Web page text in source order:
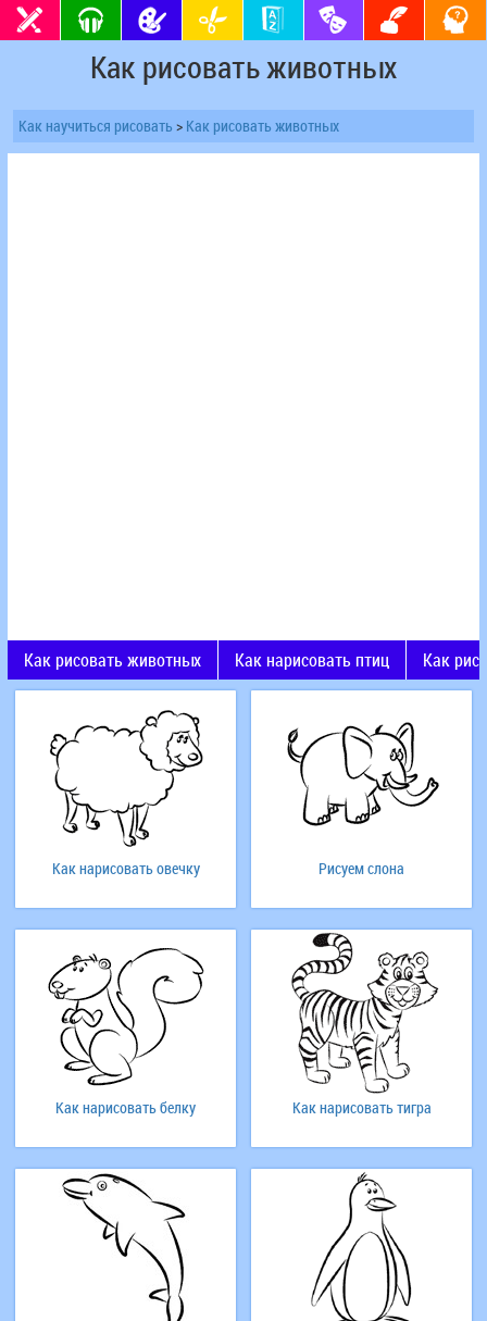
Как рисовать животных
Как научиться рисовать > Как рисовать животных
Как рисовать животных Как нарисовать птиц Как
Как нарисовать овечку Рисуем слона
Как нарисовать белку Как нарисовать тигра